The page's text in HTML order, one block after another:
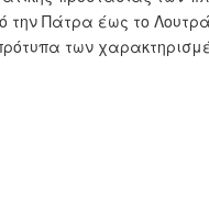
Πάτρα έως το
των